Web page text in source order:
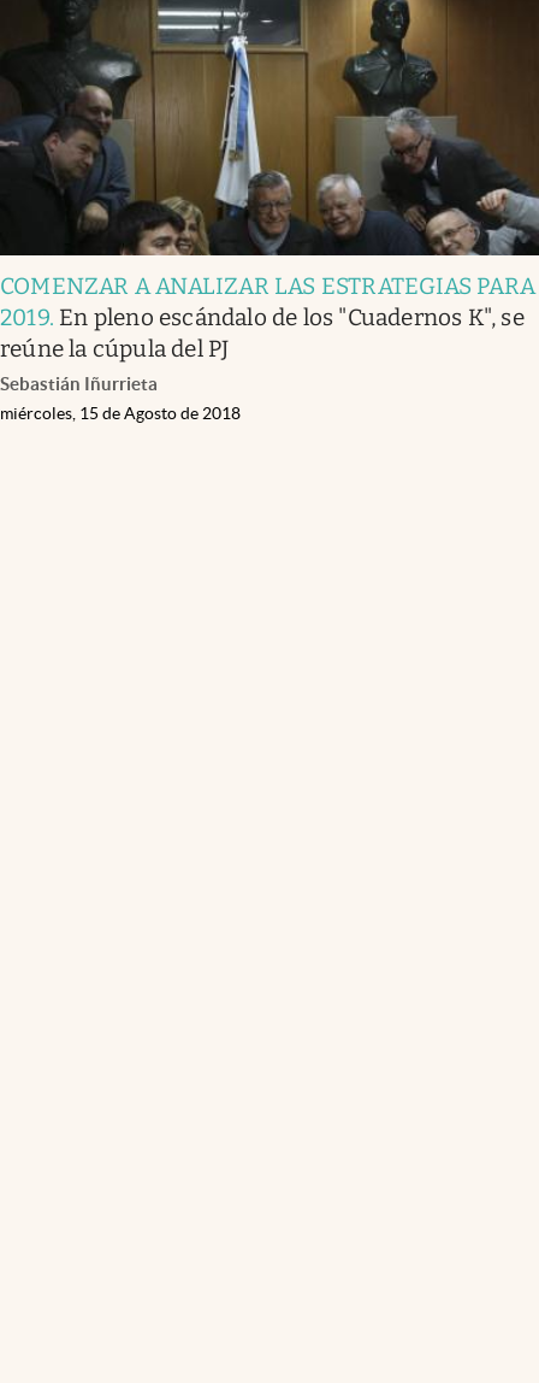
Infotechnology
Clase
Mundial 2026
Eventos Corporativos
El Cronista Studio
Mediakit
abre en nueva pestaña
Argentina
COMENZAR A ANALIZAR LAS ESTRATEGIAS PARA
2019. En pleno escándalo de los "Cuadernos K", se
reúne la cúpula del PJ
Sebastián Iñurrieta
miércoles, 15 de Agosto de 2018